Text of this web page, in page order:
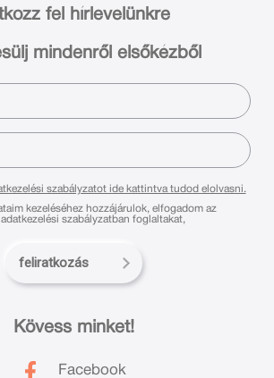
Kövess minket!
Facebook
fel hírlevelünkre
mindenről elsőkézből
szabályzatot ide kattintva tudod elolvasni.
kezeléséhez hozzájárulok, elfogadom az
adatvédelmi és adatkezelési szabályzatban foglaltakat,
feliratkozás